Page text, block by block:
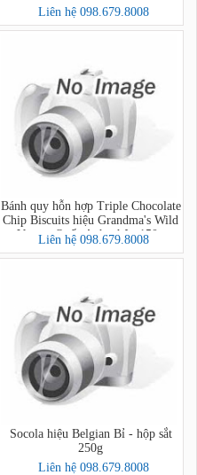
Liên hệ 098.679.8008
Bánh quy hỗn hợp Triple Chocolate
Chip Biscuits hiệu Grandma's Wild
Vương Quốc Anh - hộp 150g
Liên hệ 098.679.8008
Socola hiệu Belgian Bỉ - hộp sắt
250g
Liên hệ 098.679.8008